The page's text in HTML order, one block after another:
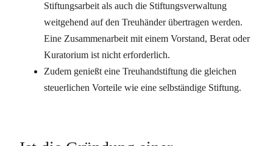
Stiftungsarbeit als auch die Stiftungsverwaltung
weitgehend auf den Treuhänder übertragen werden.
Eine Zusammenarbeit mit einem Vorstand, Berat oder
Kuratorium ist nicht erforderlich.
Zudem genießt eine Treuhandstiftung die gleichen
steuerlichen Vorteile wie eine selbständige Stiftung.